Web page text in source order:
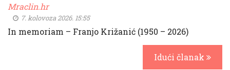
Mraclin.hr
7. kolovoza 2026. 15:55
In memoriam – Franjo Križanić (1950 – 2026)
Idući članak